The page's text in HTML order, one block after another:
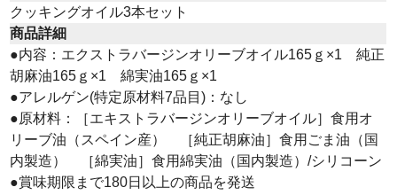
クッキングオイル3本セット
商品詳細
●内容：エクストラバージンオリーブオイル165ｇ×1 純正
胡麻油165ｇ×1 綿実油165ｇ×1
●アレルゲン(特定原材料7品目)：なし
●原材料：［エキストラバージンオリーブオイル］食用オ
リーブ油（スペイン産） ［純正胡麻油］食用ごま油（国
内製造） ［綿実油］食用綿実油（国内製造）/シリコーン
●賞味期限まで180日以上の商品を発送